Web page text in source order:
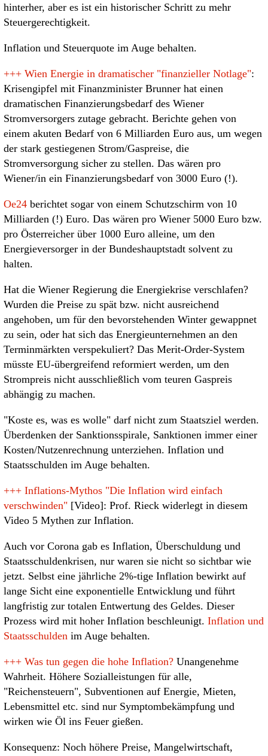
hinterher, aber es ist ein historischer Schritt zu mehr
Steuergerechtigkeit.
Inflation und Steuerquote im Auge behalten.
+++ Wien Energie in dramatischer "finanzieller Notlage":
Krisengipfel mit Finanzminister Brunner hat einen
dramatischen Finanzierungsbedarf des Wiener
Stromversorgers zutage gebracht. Berichte gehen von
einem akuten Bedarf von 6 Milliarden Euro aus, um wegen
der stark gestiegenen Strom/Gaspreise, die
Stromversorgung sicher zu stellen. Das wären pro
Wiener/in ein Finanzierungsbedarf von 3000 Euro (!).
Oe24 berichtet sogar von einem Schutzschirm von 10
Milliarden (!) Euro. Das wären pro Wiener 5000 Euro bzw.
pro Österreicher über 1000 Euro alleine, um den
Energieversorger in der Bundeshauptstadt solvent zu
halten.
Hat die Wiener Regierung die Energiekrise verschlafen?
Wurden die Preise zu spät bzw. nicht ausreichend
angehoben, um für den bevorstehenden Winter gewappnet
zu sein, oder hat sich das Energieunternehmen an den
Terminmärkten verspekuliert? Das Merit-Order-System
müsste EU-übergreifend reformiert werden, um den
Strompreis nicht ausschließlich vom teuren Gaspreis
abhängig zu machen.
"Koste es, was es wolle" darf nicht zum Staatsziel werden.
Überdenken der Sanktionsspirale, Sanktionen immer einer
Kosten/Nutzenrechnung unterziehen. Inflation und
Staatsschulden im Auge behalten.
+++ Inflations-Mythos "Die Inflation wird einfach
verschwinden" [Video]: Prof. Rieck widerlegt in diesem
Video 5 Mythen zur Inflation.
Auch vor Corona gab es Inflation, Überschuldung und
Staatsschuldenkrisen, nur waren sie nicht so sichtbar wie
jetzt. Selbst eine jährliche 2%-tige Inflation bewirkt auf
lange Sicht eine exponentielle Entwicklung und führt
langfristig zur totalen Entwertung des Geldes. Dieser
Prozess wird mit hoher Inflation beschleunigt. Inflation und
Staatsschulden im Auge behalten.
+++ Was tun gegen die hohe Inflation? Unangenehme
Wahrheit. Höhere Sozialleistungen für alle,
"Reichensteuern", Subventionen auf Energie, Mieten,
Lebensmittel etc. sind nur Symptombekämpfung und
wirken wie Öl ins Feuer gießen.
Konsequenz: Noch höhere Preise, Mangelwirtschaft,